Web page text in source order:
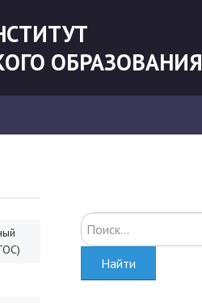
ОБРАЗОВАНИЯ
Искать...
Найти